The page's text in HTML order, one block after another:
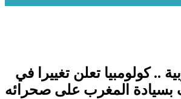
.. كولومبيا تعلن تغييرا في
بسيادة المغرب على صحرائه